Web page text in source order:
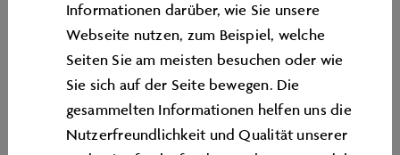
Badevergnügen vor imposanter Kulisse.
Weitere Informationen zum The Ritz-Carlton Spa
finden Sie unter:www.ritzcarlton.de.
Informationen darüber, wie Sie unsere
Webseite nutzen, zum Beispiel, welche
Seiten Sie am meisten besuchen oder wie
Sie sich auf der Seite bewegen. Die
gesammelten Informationen helfen uns die
Nutzerfreundlichkeit und Qualität unserer